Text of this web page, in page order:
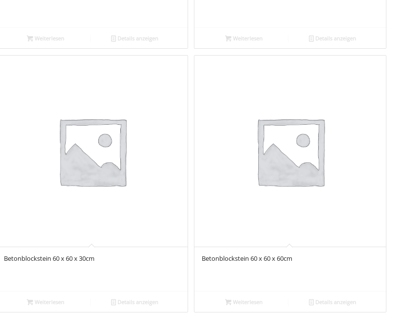
Weiterlesen Details anzeigen Weiterlesen Details anzeigen
Betonblockstein 60 x 60 x 30cm
Weiterlesen Details anzeigen
Betonblockstein 60 x 60 x 60cm
Weiterlesen Details anzeigen